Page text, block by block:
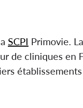
SCPI Primovie.
de cliniques en